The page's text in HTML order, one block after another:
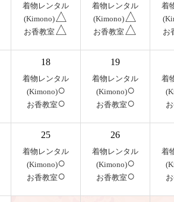
着物レンタル
(Kimono) △
お香教室 △
着物レンタル
(Kimono) △
お香教室 △
着
お
18
着物レンタル
(Kimono)○
お香教室○
19
着物レンタル
(Kimono)○
お香教室○
着
25
着物レンタル
(Kimono)○
お香教室○
26
着物レンタル
(Kimono)○
お香教室○
着